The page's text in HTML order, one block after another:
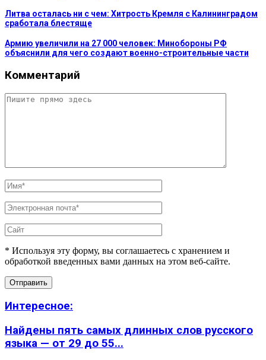
Литва осталась ни с чем: Хитрость Кремля с Калининградом
сработала блестяще
Армию увеличили на 27 000 человек: Минобороны РФ
объяснили для чего создают военно-строительные части
Комментарий
* Используя эту форму, вы соглашаетесь с хранением и
обработкой введенных вами данных на этом веб-сайте.
Интересное:
Найдены пять самых длинных слов русского
языка — от 29 до 55...